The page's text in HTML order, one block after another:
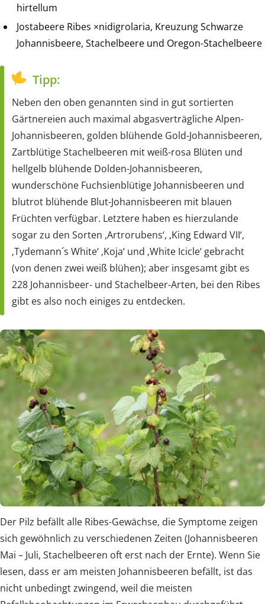
hirtellum
Jostabeere Ribes ×nidigrolaria, Kreuzung Schwarze
Johannisbeere, Stachelbeere und Oregon-Stachelbeere
Tipp:
Neben den oben genannten sind in gut sortierten
Gärtnereien auch maximal abgasverträgliche Alpen-
Johannisbeeren, golden blühende Gold-Johannisbeeren,
Zartblütige Stachelbeeren mit weiß-rosa Blüten und
hellgelb blühende Dolden-Johannisbeeren,
wunderschöne Fuchsienblütige Johannisbeeren und
blutrot blühende Blut-Johannisbeeren mit blauen
Früchten verfügbar. Letztere haben es hierzulande
sogar zu den Sorten ‚Artrorubens‘, ‚King Edward VII‘,
‚Tydemann´s White‘ ‚Koja‘ und ‚White Icicle‘ gebracht
(von denen zwei weiß blühen); aber insgesamt gibt es
228 Johannisbeer- und Stachelbeer-Arten, bei den Ribes
gibt es also noch einiges zu entdecken.
Der Pilz befällt alle Ribes-Gewächse, die Symptome zeigen
sich gewöhnlich zu verschiedenen Zeiten (Johannisbeeren
Mai – Juli, Stachelbeeren oft erst nach der Ernte). Wenn Sie
lesen, dass er am meisten Johannisbeeren befällt, ist das
nicht unbedingt zwingend, weil die meisten